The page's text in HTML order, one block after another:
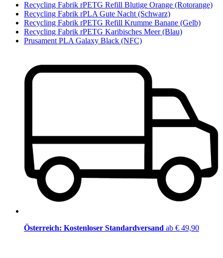
Recycling Fabrik rPETG Refill Blutige Orange (Rotorange)
Recycling Fabrik rPLA Gute Nacht (Schwarz)
Recycling Fabrik rPETG Refill Krumme Banane (Gelb)
Recycling Fabrik rPETG Karibisches Meer (Blau)
Prusament PLA Galaxy Black (NFC)
Österreich: Kostenloser Standardversand ab € 49,90